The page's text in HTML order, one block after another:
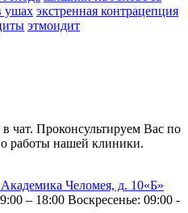
ушах экстренная контрацепция
этмоидит
чат. Проконсультируем Вас по
работы нашей клиники.
Челомея, д. 10«Б»
– 18:00 Воскресенье: 09:00 -